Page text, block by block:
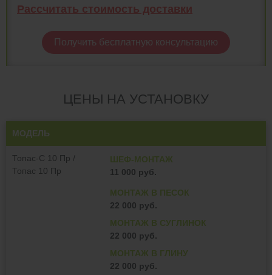
Рассчитать стоимость доставки
Получить бесплатную консультацию
ЦЕНЫ НА УСТАНОВКУ
МОДЕЛЬ
Топас-С 10 Пр /
Топас 10 Пр
ШЕФ-МОНТАЖ
11 000 руб.
МОНТАЖ В ПЕСОК
22 000 руб.
МОНТАЖ В СУГЛИНОК
22 000 руб.
МОНТАЖ В ГЛИНУ
22 000 руб.